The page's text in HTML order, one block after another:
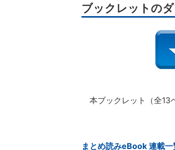
ブックレットの
本ブックレット（全13
まとめ読みeBook 連載一